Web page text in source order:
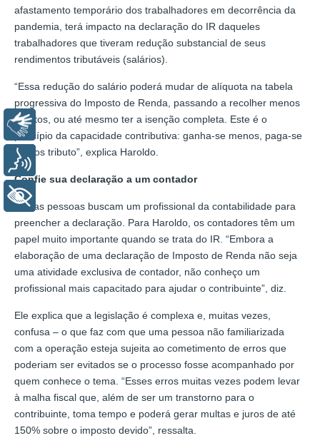
afastamento temporário dos trabalhadores em decorrência da
pandemia, terá impacto na declaração do IR daqueles
trabalhadores que tiveram redução substancial de seus
rendimentos tributáveis (salários).
“Essa redução do salário poderá mudar de alíquota na tabela
progressiva do Imposto de Renda, passando a recolher menos
tributos, ou até mesmo ter a isenção completa. Este é o
princípio da capacidade contributiva: ganha-se menos, paga-se
menos tributo”, explica Haroldo.
Confie sua declaração a um contador
Muitas pessoas buscam um profissional da contabilidade para
preencher a declaração. Para Haroldo, os contadores têm um
papel muito importante quando se trata do IR. “Embora a
elaboração de uma declaração de Imposto de Renda não seja
uma atividade exclusiva de contador, não conheço um
profissional mais capacitado para ajudar o contribuinte”, diz.
Ele explica que a legislação é complexa e, muitas vezes,
confusa – o que faz com que uma pessoa não familiarizada
com a operação esteja sujeita ao cometimento de erros que
poderiam ser evitados se o processo fosse acompanhado por
quem conhece o tema. “Esses erros muitas vezes podem levar
à malha fiscal que, além de ser um transtorno para o
contribuinte, toma tempo e poderá gerar multas e juros de até
150% sobre o imposto devido”, ressalta.
Libras